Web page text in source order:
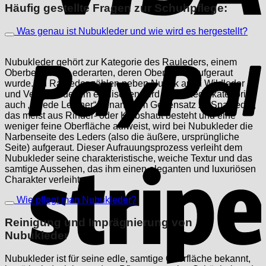
Häufig gestellte Fragen zur Schuhpflege:
Was genau ist Nubukleder und wie wird es hergestellt?
Nubukleder gehört zur Kategorie des Rauleders, einem
Oberbegriff für Lederarten, deren Oberfläche aufgeraut
wurde. Zu Rauleder zählen neben Nubuk auch Wildleder
und Veloursleder. Im englischen wird diese Lederkategorie
auch „Suede Leather“ genannt. Im Gegensatz zu Spaltleder,
das meist aus Rinder- oder Kalbshaut besteht und eine
weniger feine Oberfläche aufweist, wird bei Nubukleder die
Narbenseite des Leders (also die äußere, ursprüngliche
Seite) aufgeraut. Dieser Aufrauungsprozess verleiht dem
Nubukleder seine charakteristische, weiche Textur und das
samtige Aussehen, das ihm einen eleganten und luxuriösen
Charakter verleiht.
Wie pflegt man Nubukleder?
Reinigung und Imprägnierung von
Nubukleder
Nubukleder ist für seine edle, samtige Oberfläche bekannt,